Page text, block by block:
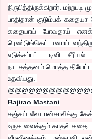
நிருபித்திருக்கிறார்.
பாதிதான் குடும்பக்
கதையாய் போவதாய் எனக்
ரெண்டுங்கெட்டானாய்
எடுக்கப்பட்ட டிவி
நாடகத்தனம் மொத்த
உதவியது.
Bajirao Mastani
சஞ்சய் லீலா பன்சாலிக்கு
உருக வைக்கும் காதல் கதை.
வீரனினுக்கும், மஸ்தானி